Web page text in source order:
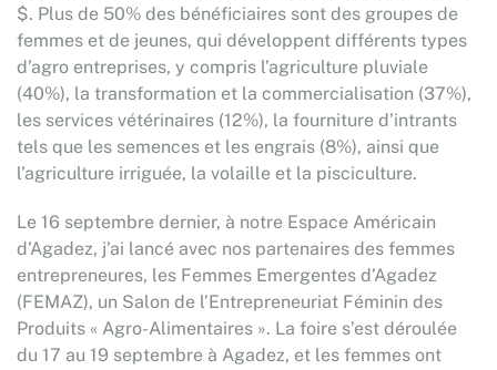
$. Plus de 50% des bénéficiaires sont des groupes de
femmes et de jeunes, qui développent différents types
d’agro entreprises, y compris l’agriculture pluviale
(40%), la transformation et la commercialisation (37%),
les services vétérinaires (12%), la fourniture d’intrants
tels que les semences et les engrais (8%), ainsi que
l’agriculture irriguée, la volaille et la pisciculture.
Le 16 septembre dernier, à notre Espace Américain
d’Agadez, j’ai lancé avec nos partenaires des femmes
entrepreneures, les Femmes Emergentes d’Agadez
(FEMAZ), un Salon de l’Entrepreneuriat Féminin des
Produits « Agro-Alimentaires ». La foire s’est déroulée
du 17 au 19 septembre à Agadez, et les femmes ont